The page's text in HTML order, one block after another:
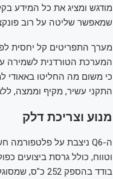
מודגש ומציג את כל המידע
שמאפשר שליטה על רוב
מערך התפריטים קל יחסית
המערכת הטורדנית לשמירה
כי משום מה החליטו באאודי
התקני עשיר, מקיף וממצה,
מנוע וצריכת דלק
בודד בהספק 252 כ"ס, שמסוגל לייצר הספק רגעי של עד 292 כ"ס לצורך זינוקים ממצב עמידה.